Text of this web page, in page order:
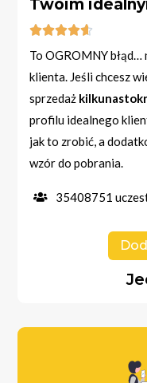
Twoim

To OGROMNY
klienta. Jeśli chcesz
sprzedaż
profilu idealnego
jak to zrobić, a
wzór do pobrania.
35408751